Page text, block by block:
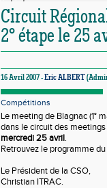
Circuit
2° étape le 25
16 Avril 2007 -Eric ALBERT
Compétitions
Le meeting de Blagnac (1°
dans le circuit des
mercredi 25 avril.
Retrouvez le programme
Le Président de la CSO,
Christian ITRAC.